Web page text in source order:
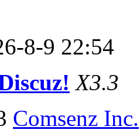
8-9 22:54
X3.3
Comsenz Inc.